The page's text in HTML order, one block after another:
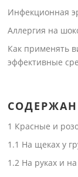
Инфекционная
Аллергия на
Как применять
эффективные
1 Красные и
1.1 На щеках у
1.2 На руках и на